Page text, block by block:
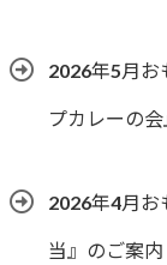
2026年5月お
プカレーの
2026年4月お
当』のご案内